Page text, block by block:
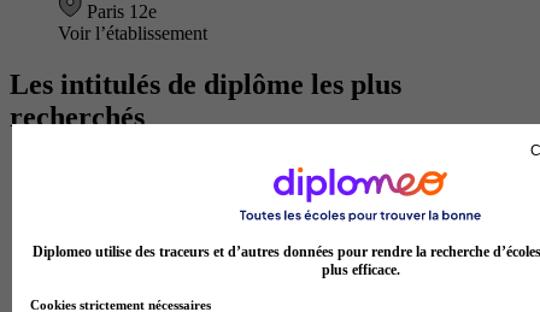
Paris 12e
Voir l’établissement
Les intitulés de diplôme les plus
recherchés
Master Meef
BTS Sam
Diplomeo utilise des traceurs et d’autres données pour rendre la recherche
plus efficace.
Cookies strictement nécessaires